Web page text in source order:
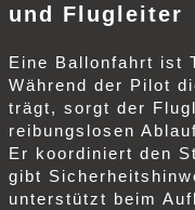
und Flugleiter
Eine Ballonfahrt ist
Während der Pilot
trägt, sorgt der
reibungslosen
Er koordiniert den
gibt
unterstützt beim